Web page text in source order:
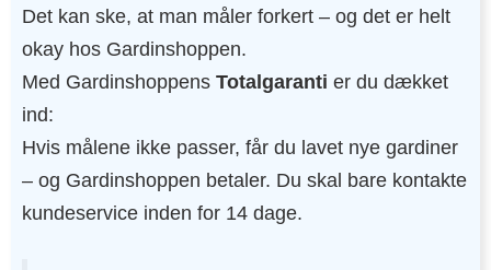
Det kan ske, at man måler forkert – og det er helt
okay hos Gardinshoppen.
Med Gardinshoppens Totalgaranti er du dækket
ind:
Hvis målene ikke passer, får du lavet nye gardiner
– og Gardinshoppen betaler. Du skal bare kontakte
kundeservice inden for 14 dage.